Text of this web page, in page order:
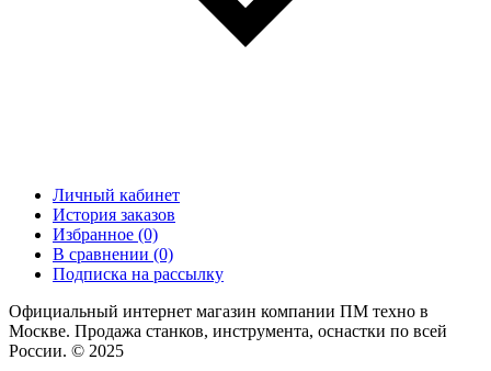
Личный кабинет
История заказов
Избранное (0)
В сравнении (0)
Подписка на рассылку
Официальный интернет магазин компании ПМ техно в
Москве. Продажа станков, инструмента, оснастки по всей
России. © 2025